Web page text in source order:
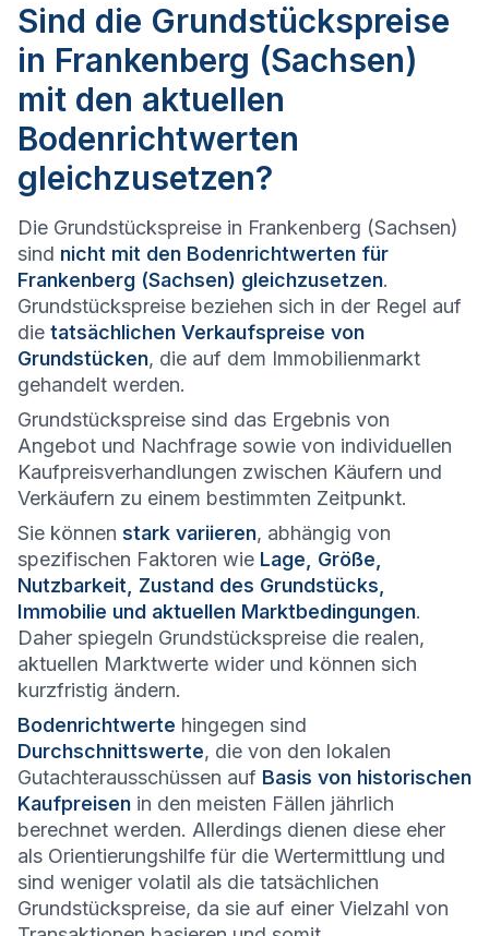
Sind die Grundstückspreise
in Frankenberg (Sachsen)
mit den aktuellen
Bodenrichtwerten
gleichzusetzen?
Die Grundstückspreise in Frankenberg (Sachsen)
sind nicht mit den Bodenrichtwerten für
Frankenberg (Sachsen) gleichzusetzen.
Grundstückspreise beziehen sich in der Regel auf
die tatsächlichen Verkaufspreise von
Grundstücken, die auf dem Immobilienmarkt
gehandelt werden.
Grundstückspreise sind das Ergebnis von
Angebot und Nachfrage sowie von individuellen
Kaufpreisverhandlungen zwischen Käufern und
Verkäufern zu einem bestimmten Zeitpunkt.
Sie können stark variieren, abhängig von
spezifischen Faktoren wie Lage, Größe,
Nutzbarkeit, Zustand des Grundstücks,
Immobilie und aktuellen Marktbedingungen.
Daher spiegeln Grundstückspreise die realen,
aktuellen Marktwerte wider und können sich
kurzfristig ändern.
Bodenrichtwerte hingegen sind
Durchschnittswerte, die von den lokalen
Gutachterausschüssen auf Basis von historischen
Kaufpreisen in den meisten Fällen jährlich
berechnet werden. Allerdings dienen diese eher
als Orientierungshilfe für die Wertermittlung und
sind weniger volatil als die tatsächlichen
Grundstückspreise, da sie auf einer Vielzahl von